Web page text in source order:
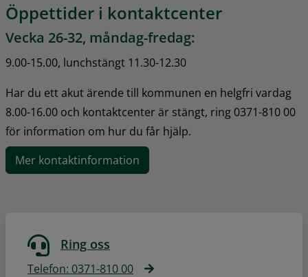
Öppettider i kontaktcenter
Vecka 26-32, måndag-fredag:
9.00-15.00, lunchstängt 11.30-12.30
Har du ett akut ärende till kommunen en helgfri vardag
8.00-16.00 och kontaktcenter är stängt, ring 0371-810 00
för information om hur du får hjälp.
Mer kontaktinformation
Ring oss
Telefon: 0371-810 00